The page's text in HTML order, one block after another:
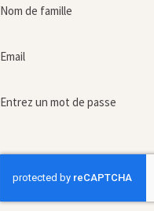
Nom de famille
Email
Entrez un mot de passe